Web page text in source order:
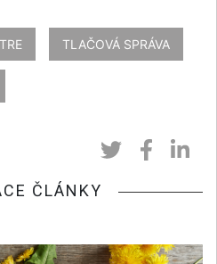
TLAČOVÁ SPRÁVA
ČLÁNKY